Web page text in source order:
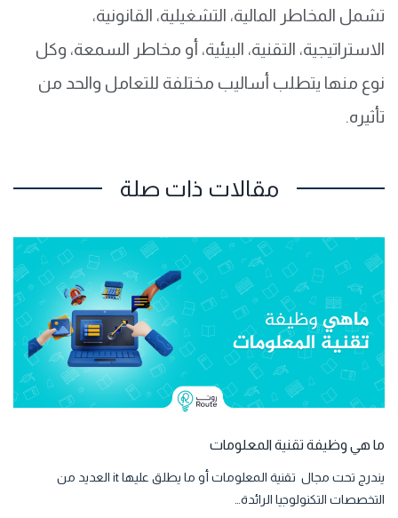
تشمل المخاطر المالية، التشغيلية، القانونية،
الاستراتيجية، التقنية، البيئية، أو مخاطر السمعة، وكل
نوع منها يتطلب أساليب مختلفة للتعامل والحد من
تأثيره.
مقالات ذات صلة
ما هي وظيفة تقنية المعلومات
يندرج تحت مجال تقنية المعلومات أو ما يطلق عليها it العديد من
التخصصات التكنولوجيا الرائدة…